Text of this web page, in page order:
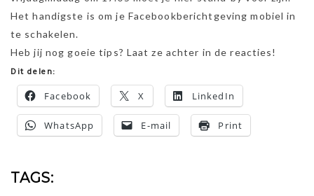
Het handigste is om je Facebookberichtgeving mobiel in
te schakelen.
Heb jij nog goeie tips? Laat ze achter in de reacties!
Dit delen:
Facebook X LinkedIn
WhatsApp E-mail Print
TAGS: